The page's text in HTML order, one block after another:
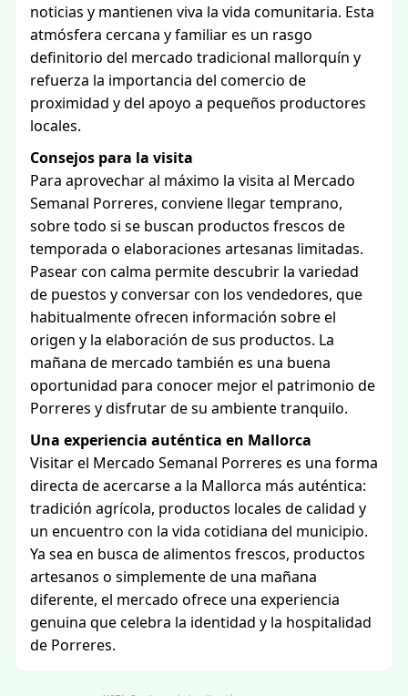
noticias y mantienen viva la vida comunitaria. Esta
atmósfera cercana y familiar es un rasgo
definitorio del mercado tradicional mallorquín y
refuerza la importancia del comercio de
proximidad y del apoyo a pequeños productores
locales.
Consejos para la visita
Para aprovechar al máximo la visita al Mercado
Semanal Porreres, conviene llegar temprano,
sobre todo si se buscan productos frescos de
temporada o elaboraciones artesanas limitadas.
Pasear con calma permite descubrir la variedad
de puestos y conversar con los vendedores, que
habitualmente ofrecen información sobre el
origen y la elaboración de sus productos. La
mañana de mercado también es una buena
oportunidad para conocer mejor el patrimonio de
Porreres y disfrutar de su ambiente tranquilo.
Una experiencia auténtica en Mallorca
Visitar el Mercado Semanal Porreres es una forma
directa de acercarse a la Mallorca más auténtica:
tradición agrícola, productos locales de calidad y
un encuentro con la vida cotidiana del municipio.
Ya sea en busca de alimentos frescos, productos
artesanos o simplemente de una mañana
diferente, el mercado ofrece una experiencia
genuina que celebra la identidad y la hospitalidad
de Porreres.